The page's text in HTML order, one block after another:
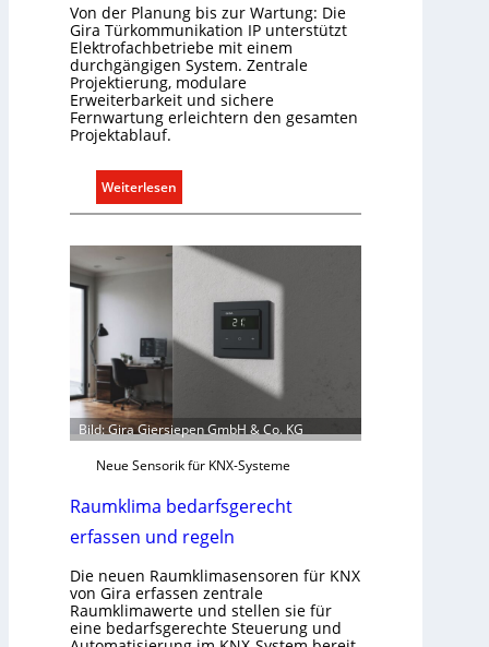
Von der Planung bis zur Wartung: Die
Gira Türkommunikation IP unterstützt
Elektrofachbetriebe mit einem
durchgängigen System. Zentrale
Projektierung, modulare
Erweiterbarkeit und sichere
Fernwartung erleichtern den gesamten
Projektablauf.
Weiterlesen
T
m
i
k
a
i
o
m
i
t
Bild: Gira Giersiepen GmbH & Co. KG
Neue Sensorik für KNX-Systeme
Raumklima bedarfsgerecht
erfassen und regeln
Die neuen Raumklimasensoren für KNX
von Gira erfassen zentrale
Raumklimawerte und stellen sie für
eine bedarfsgerechte Steuerung und